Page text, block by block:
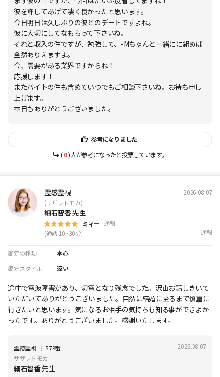
彼を許してあげて凄く良かったと思います。
今日明日は久しぶりの彼とのデートですよね。
彼に大切にしてなもらって下さいね。
それと収入の件ですが、勉強して、-Mちゃんと一緒にに組めば
全然ありえますよ。
今、需要がある業界ですからね！
応援します！
またバイトの件も含めていつでもご相談下さいね。お待ち申し
上げます。
本日もありがとうございました。
参考になりました!
(0)人が参考になったと投票しています。
霊感霊視 2026.08.07
(サザレトモカ)
細石智香先生
ミィー 通報
(通話 10~30分)
通報
鑑定の種類
本心
鑑定スタイル
深い
途中で電波障害があり、切電となり残念でした。沢山お話しきいて
いただいてありがとうございました。自然に結婚に至るまで慎重に
行きたいと思います。気になるお相手の気持ちも知る事ができよか
ったです。ありがとうございました。感謝いたします。
霊感霊視 Ι 579番
サザレトモカ
細石智香先生
2026.08.07